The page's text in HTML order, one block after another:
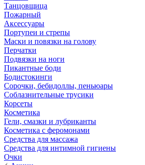
Танцовщица
Пожарный
Аксессуары
Портупеи и стрепы
Маски и повязки на голову
Перчатки
Подвязки на ноги
Пикантные боди
Бодистокинги
Сорочки, бебидоллы, пеньюары
Соблазнительные трусики
Корсеты
Косметика
Гели, смазки и лубриканты
Косметика с феромонами
Средства для массажа
Средства для интимной гигиены
Очки